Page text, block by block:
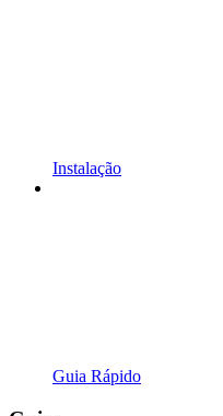
Instalação
Guia Rápido